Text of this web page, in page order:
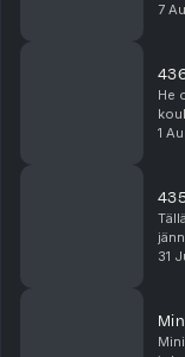
7
He
1
31